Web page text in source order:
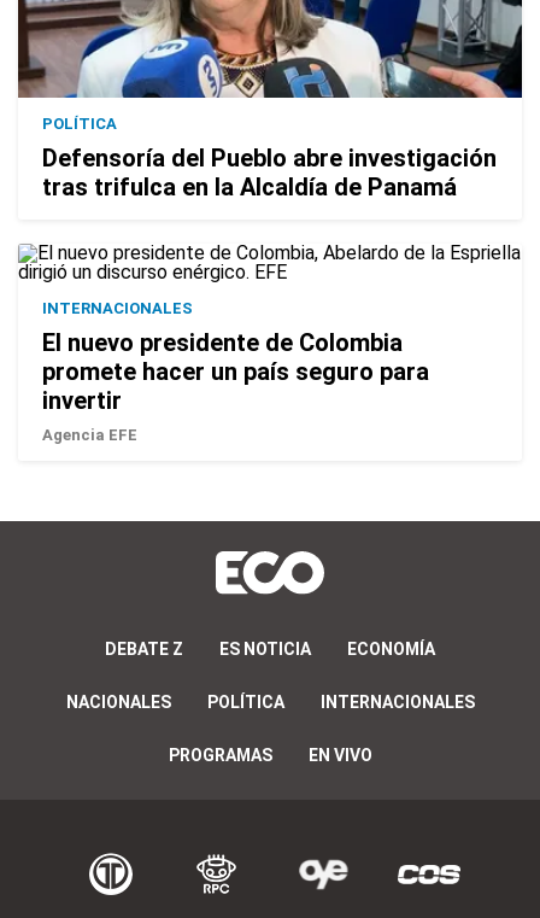
POLÍTICA
Defensoría del Pueblo abre investigación
tras trifulca en la Alcaldía de Panamá
INTERNACIONALES
El nuevo presidente de Colombia
promete hacer un país seguro para
invertir
Agencia EFE
DEBATE Z ES NOTICIA ECONOMÍA
NACIONALES POLÍTICA INTERNACIONALES
PROGRAMAS EN VIVO